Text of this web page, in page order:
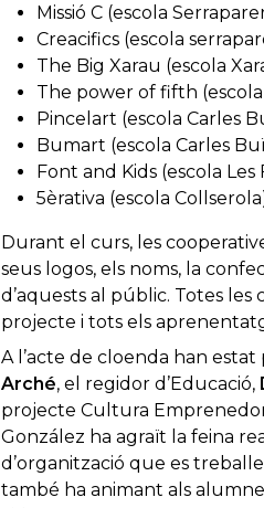
Missió C (escola
Creacifics (escola
The Big Xarau (escola
The power of fifth (escola
Pincelart (escola Carles
Bumart (escola Carles
Font and Kids (escola
5èrativa (escola
Durant el curs, les
seus logos, els noms, la
d’aquests al públic. Totes
projecte i tots els
A l’acte de cloenda han estat
Arché, el regidor d’Educació,
projecte Cultura
González ha agraït la feina
d’organització que es
també ha animant als